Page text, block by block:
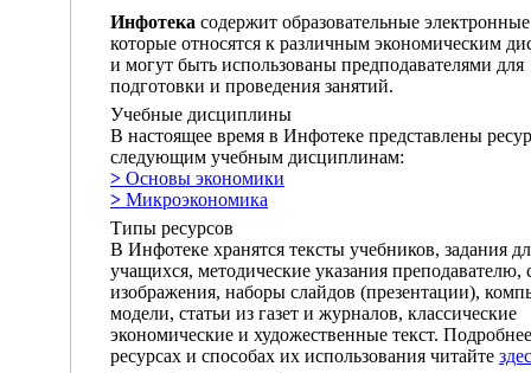
Инфотека содержит образовательные
которые относятся к различным экономическим
и могут быть использованы предподавателями для
подготовки и проведения занятий.
Учебные дисциплины
В настоящее время в Инфотеке представлены
следующим учебным дисциплинам:
> Основы экономики
> Микроэкономика
Типы ресурсов
В Инфотеке хранятся тексты учебников, задания
учащихся, методические указания преподавателю,
изображения, наборы слайдов (презентации),
модели, статьи из газет и журналов, классические
экономические и художественные текст.
ресурсах и способах их использования читайте